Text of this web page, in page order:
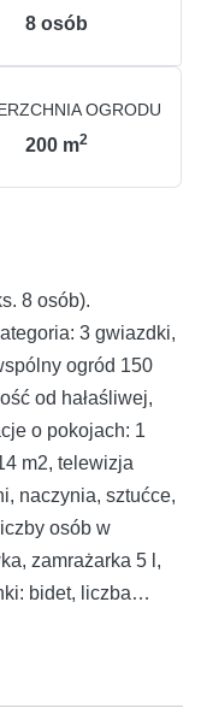
8 osób
OGRODU
200 m2
8 osób).
3 gwiazdki,
ogród 150
od hałaśliwej,
o pokojach: 1
m2, telewizja
naczynia, sztućce,
osób w
zamrażarka 5 l,
bidet, liczba
powierzchnia